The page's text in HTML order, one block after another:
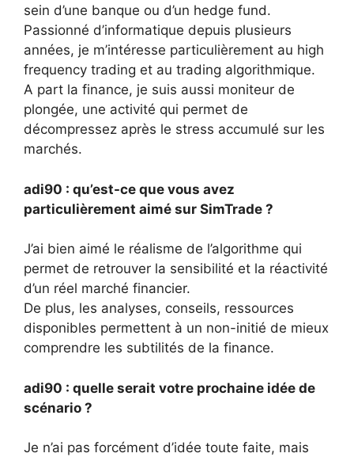
sein d’une banque ou d’un hedge fund.
Passionné d’informatique depuis plusieurs
années, je m’intéresse particulièrement au high
frequency trading et au trading algorithmique.
A part la finance, je suis aussi moniteur de
plongée, une activité qui permet de
décompressez après le stress accumulé sur les
marchés.
adi90 : qu’est-ce que vous avez
particulièrement aimé sur SimTrade ?
J’ai bien aimé le réalisme de l’algorithme qui
permet de retrouver la sensibilité et la réactivité
d’un réel marché financier.
De plus, les analyses, conseils, ressources
disponibles permettent à un non-initié de mieux
comprendre les subtilités de la finance.
adi90 : quelle serait votre prochaine idée de
scénario ?
Je n’ai pas forcément d’idée toute faite, mais